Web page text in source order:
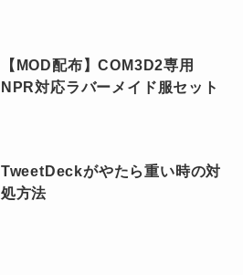
【MOD配布】COM3D2専用
NPR対応ラバーメイド服セット
TweetDeckがやたら重い時の対
処方法